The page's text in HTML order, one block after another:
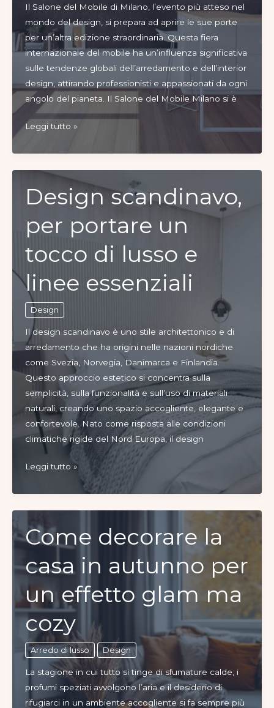
Il Salone del Mobile di Milano, l’evento più atteso nel
mondo del design, si prepara ad aprire le sue porte
per un’altra edizione straordinaria. Questa fiera
internazionale del mobile ha un’influenza significativa
sulle tendenze globali dell’arredamento e dell’interior
design, attirando professionisti e appassionati da ogni
angolo del pianeta. Il Salone del Mobile Milano si è
Salone
Mobile
a
per
ama
il
design
le
tendenze
Leggi tutto »
Design scandinavo,
per portare un
tocco di lusso e
linee essenziali
Design
Il design scandinavo è uno stile architettonico e di
arredamento che ha origini nelle nazioni nordiche
come Svezia, Norvegia, Danimarca e Finlandia.
Questo approccio estetico si concentra sulla
semplicità, sulla funzionalità e sull’uso di materiali
naturali, creando uno spazio accogliente, elegante e
confortevole. Nato come risposta alle condizioni
climatiche rigide del Nord Europa, il design
Design
per
portare
un
tocco
lusso
linee
essenziali
Leggi tutto »
Come decorare la
casa in autunno per
un effetto glam ma
cozy
Arredo di lusso Design
La stagione in cui tutto si tinge di sfumature calde, i
profumi speziati avvolgono l’aria e il desiderio di
rifugiarci in un ambiente accogliente si fa sempre più